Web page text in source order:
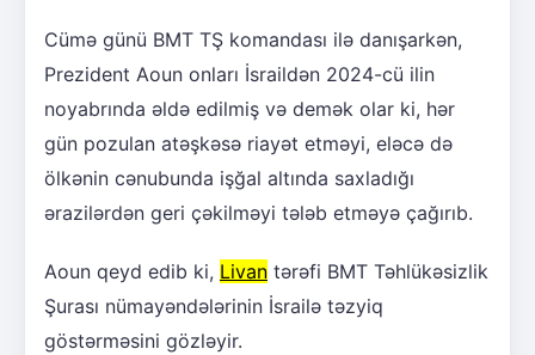
Cümə günü BMT TŞ komandası ilə danışarkən,
Prezident Aoun onları İsraildən 2024-cü ilin
noyabrında əldə edilmiş və demək olar ki, hər
gün pozulan atəşkəsə riayət etməyi, eləcə də
ölkənin cənubunda işğal altında saxladığı
ərazilərdən geri çəkilməyi tələb etməyə çağırıb.
Aoun qeyd edib ki, Livan tərəfi BMT Təhlükəsizlik
Şurası nümayəndələrinin İsrailə təzyiq
göstərməsini gözləyir.